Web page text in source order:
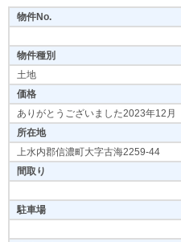
物件No.
物件種別
土地
価格
ありがとうございました2023年12月
所在地
上水内郡信濃町大字古海2259-44
間取り
駐車場